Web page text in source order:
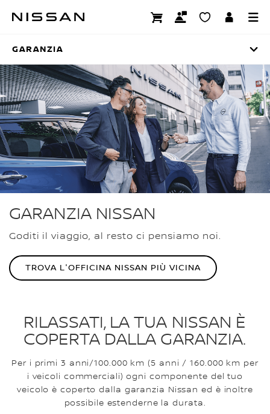
GARANZIA
GARANZIA
GARANZIA NISSAN
Goditi il viaggio, al resto ci pensiamo noi.
TROVA L'OFFICINA NISSAN PIÙ VICINA
RILASSATI, LA TUA NISSAN È
COPERTA DALLA GARANZIA.
Per i primi 3 anni/100.000 km (5 anni / 160.000 km per
i veicoli commerciali) ogni componente del tuo
veicolo è coperto dalla garanzia Nissan ed è inoltre
possibile estenderne la durata.